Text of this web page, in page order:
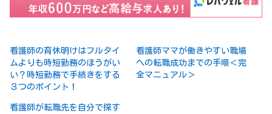
看護師の育休明けはフルタイ
ムよりも時短勤務のほうがい
い？時短勤務で手続きをする
３つのポイント！
看護師ママが働きやすい職場
への転職成功までの手順＜完
全マニュアル＞
看護師が転職先を自分で探す